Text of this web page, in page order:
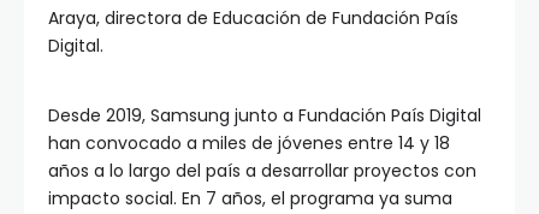
Araya, directora de Educación de Fundación País
Digital.
Desde 2019, Samsung junto a Fundación País Digital
han convocado a miles de jóvenes entre 14 y 18
años a lo largo del país a desarrollar proyectos con
impacto social. En 7 años, el programa ya suma